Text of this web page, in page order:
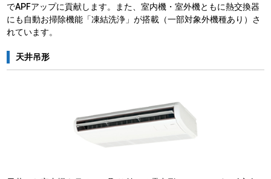
でAPFアップに貢献します。また、室内機・室外機ともに熱交換器
にも自動お掃除機能「凍結洗浄」が搭載（一部対象外機種あり）さ
れています。
天井吊形